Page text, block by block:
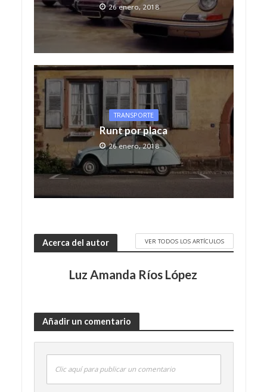
26 enero, 2018
TRANSPORTE
Runt por placa
26 enero, 2018
Acerca del autor VER TODOS LOS ARTÍCULOS
Luz Amanda Ríos López
Añadir un comentario
Clic aquí para publicar un comentario